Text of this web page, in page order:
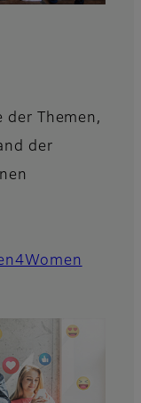
Themen,
der